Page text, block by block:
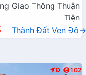
Giao Thông Thuận
Tiện
Thành Đất Ven Đô→
Đ 102